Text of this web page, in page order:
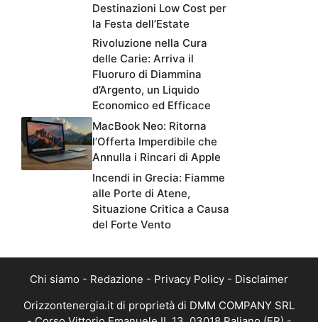
Destinazioni Low Cost per
la Festa dell’Estate
Rivoluzione nella Cura
delle Carie: Arriva il
Fluoruro di Diammina
d’Argento, un Liquido
Economico ed Efficace
MacBook Neo: Ritorna
l’Offerta Imperdibile che
Annulla i Rincari di Apple
Incendi in Grecia: Fiamme
alle Porte di Atene,
Situazione Critica a Causa
del Forte Vento
Chi siamo - Redazione - Privacy Policy - Disclaimer
Orizzontenergia.it di proprietà di DMM COMPANY SRL